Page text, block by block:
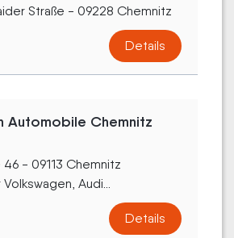
Straße - 09228 Chemnitz
Details
Automobile Chemnitz
- 09113 Chemnitz
Audi...
Details